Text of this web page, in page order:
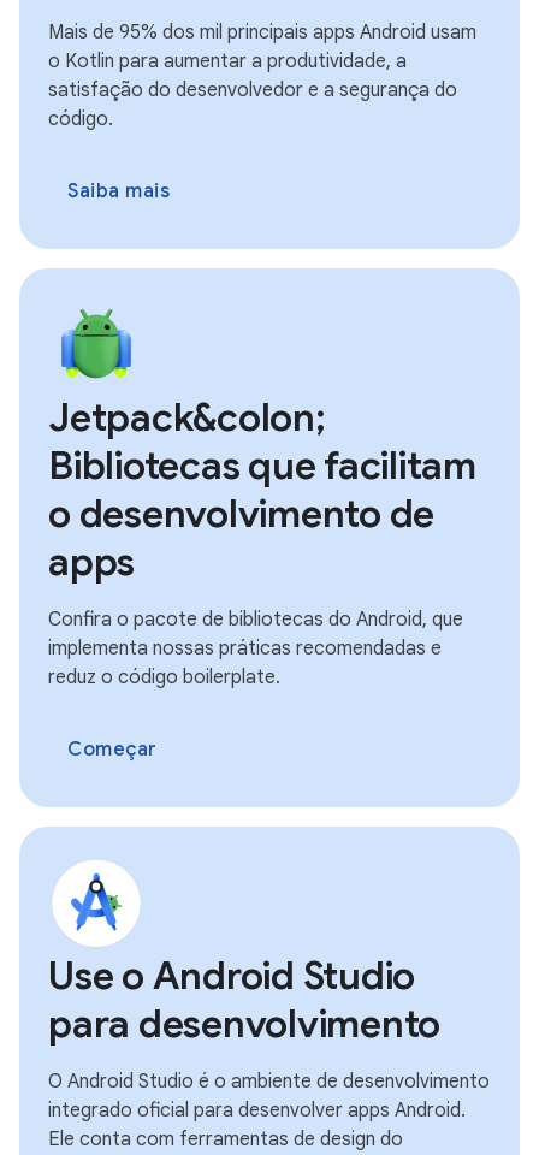
Mais de 95% dos mil principais apps Android usam
o Kotlin para aumentar a produtividade, a
satisfação do desenvolvedor e a segurança do
código.
Saiba mais
Jetpack&colon;
Bibliotecas que facilitam
o desenvolvimento de
apps
Confira o pacote de bibliotecas do Android, que
implementa nossas práticas recomendadas e
reduz o código boilerplate.
Começar
Use o Android Studio
para desenvolvimento
O Android Studio é o ambiente de desenvolvimento
integrado oficial para desenvolver apps Android.
Ele conta com ferramentas de design do